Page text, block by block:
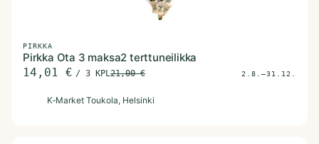
PIRKKA
Pirkka Ota 3 maksa2 terttuneilikka
14,01 € / 3 KPL21,00€ 2.8.–31.12.
K‑Market Toukola, Helsinki